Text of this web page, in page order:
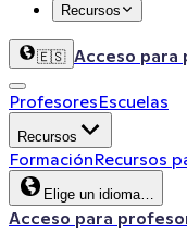
Recursos
🇪🇸 Acceso para
ProfesoresEscuelas
Recursos
FormaciónRecursos
Elige un idioma…
Acceso para